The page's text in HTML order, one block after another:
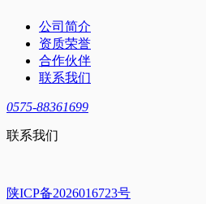
公司简介
资质荣誉
合作伙伴
联系我们
0575-88361699
联系我们
陕ICP备2026016723号